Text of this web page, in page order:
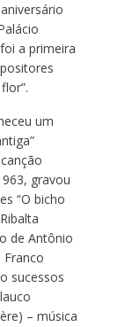
a primeira
um
gravou
“O bicho
de Antônio
Franco
sucessos
– música